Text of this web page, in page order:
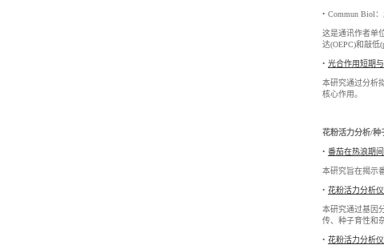
• Commun Biol
这是通讯作者单
达(OEPC)和敲低
• 光合作用短期
本研究通过分析
核心作用。
花粉活力分析/种
• 番茄在热浪期
本研究旨在揭示
• 花粉活力分析
本研究通过基因
传、种子育性和
• 花粉活力分析